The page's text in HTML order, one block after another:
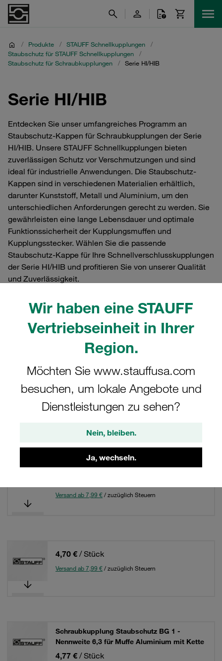
Wir haben eine STAUFF
Vertriebseinheit in Ihrer
Region.
Möchten Sie www.stauffusa.com
besuchen, um lokale Angebote und
Dienstleistungen zu sehen?
Nein, bleiben.
Ja, wechseln.
/ Produkte / STAUFF Schnellkupplungen
/
Staubschutz für STAUFF Schnellkupplungen
/
Staubschutz für Schraubkupplungen
/ Serie HI/HIB
Serie HI/HIB
Entdecken Sie unser umfangreiches Programm an
Staubschutz-Kappen für Schraubkupplungen der Serie
HI/HIB. Unsere STAUFF Schnellkupplungen bieten
zuverlässigen Schutz vor Verschmutzungen und sind
ideal für industrielle Anwendungen. Die Staubschutz-
Kappen sind in verschiedenen Materialien erhältlich,
darunter Kunststoff, Metall und Aluminium, um den
unterschiedlichen Anforderungen gerecht zu werden. Sie
gewährleisten eine lange Lebensdauer und optimale
Funktionssicherheit der Kupplungsmuffen und
Kupplungsstecker. Wählen Sie die passende
Staubschutz-Kappe für Ihre Schnellverschlusskupplungen
der Serie HI/HIB und profitieren Sie von unserer Qualität
und Zuverlässigkeit.
Filter / Sortierung
Staubschutz für Schraubkupplungen
12 Ergebnisse
Schraubkupplung Staubschutz BG 1 -
Nennweite 6,3 für Muffe verzinkt
Versand ab 7,99 €/ zuzüglich Steuern
4,70 € / Stück
Versand ab 7,99 €/ zuzüglich Steuern
Schraubkupplung Staubschutz BG 1 -
Nennweite 6,3 für Muffe Aluminium mit Kette
4,77 € / Stück